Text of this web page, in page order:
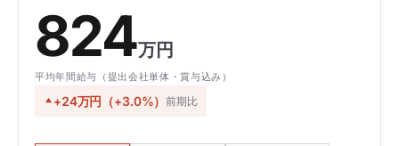
824万円
平均年間給与（提出会社単体・賞与込み）
+24万円（+3.0%）前期比